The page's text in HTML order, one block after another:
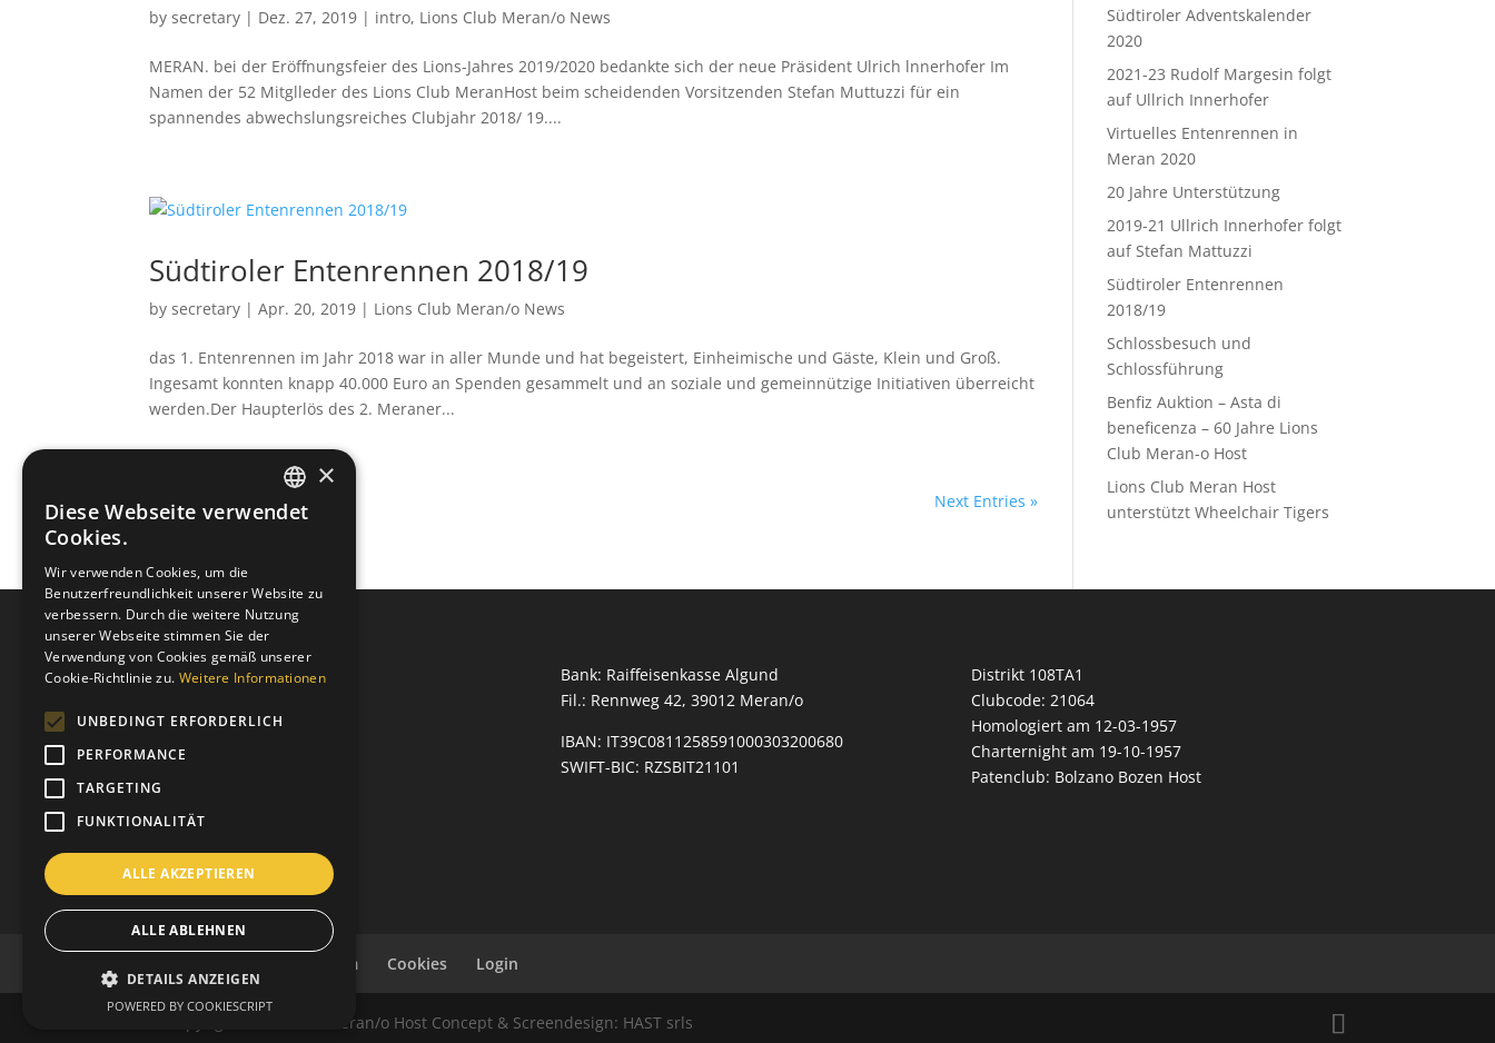
bysecretary | Dez. 27, 2019 | intro, Lions Club Meran/o News
MERAN. bei der Eröffnungsfeier des Lions-Jahres 2019/2020 bedankte sich der neue Präsident Ulrich lnnerhofer Im
Namen der 52 Mitglleder des Lions Club MeranHost beim scheidenden Vorsitzenden Stefan Muttuzzi für ein
spannendes abwechslungsreiches Clubjahr 2018/ 19....
Südtiroler Entenrennen 2018/19
bysecretary |Apr. 20, 2019 | Lions Club Meran/o News
das 1. Entenrennen im Jahr 2018 war in aller Munde und hat begeistert, Einheimische und Gäste, Klein und Groß.
Ingesamt konnten knapp 40.000 Euro an Spenden gesammelt und an soziale und gemeinnützige Initiativen überreicht
werden.Der Haupterlös des 2. Meraner...
« Older Entries Next Entries »
Südtiroler Adventskalender
2020
2021-23 Rudolf Margesin folgt
auf Ullrich Innerhofer
Virtuelles Entenrennen in
Meran 2020
20 Jahre Unterstützung
2019-21 Ullrich Innerhofer folgt
auf Stefan Mattuzzi
Südtiroler Entenrennen
2018/19
Schlossbesuch und
Schlossführung
Benfiz Auktion – Asta di
beneficenza – 60 Jahre Lions
Club Meran-o Host
Lions Club Meran Host
unterstützt Wheelchair Tigers
Clubanschrift
Lions Club Meran Host KDS
Grabmayrstraße 5
I-39012 Meran
P.IVA: 03310420215
C.D.: T9K4ZHO
www.lionsmeran.org
Bank: Raiffeisenkasse Algund
Fil.: Rennweg 42, 39012 Meran/o
IBAN: IT39C0811258591000303200680
SWIFT-BIC: RZSBIT21101
Distrikt 108TA1
Clubcode: 21064
Homologiert am 12-03-1957
Charternight am 19-10-1957
Patenclub: Bolzano Bozen Host
Impressum Cookies Login
© Copyright Lions Club Meran/o Host Concept & Screendesign: HAST srls
GERMAN
×
Diese Webseite verwendet
Cookies.
Wir verwenden Cookies, um die
Benutzerfreundlichkeit unserer Website zu
verbessern. Durch die weitere Nutzung
unserer Webseite stimmen Sie der
Verwendung von Cookies gemäß unserer
Cookie-Richtlinie zu. Weitere Informationen
UNBEDINGT ERFORDERLICH
PERFORMANCE
TARGETING
FUNKTIONALITÄT
ALLE AKZEPTIEREN
ALLE ABLEHNEN
DETAILS ANZEIGEN
POWERED BY COOKIESCRIPT